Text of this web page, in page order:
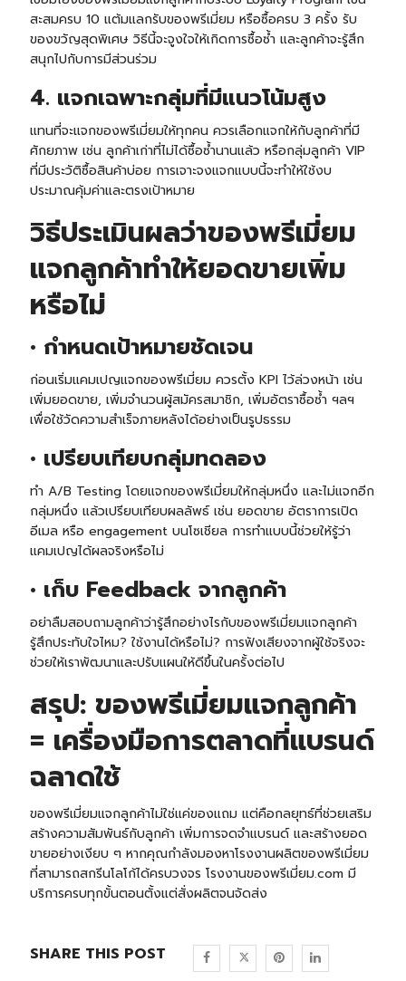
สะสมครบ 10 แต้มแลกรับของพรีเมี่ยม หรือซื้อครบ 3 ครั้ง รับ
ของขวัญสุดพิเศษ วิธีนี้จะจูงใจให้เกิดการซื้อซ้ำ และลูกค้าจะรู้สึก
สนุกไปกับการมีส่วนร่วม
4. แจกเฉพาะกลุ่มที่มีแนวโน้มสูง
แทนที่จะแจกของพรีเมี่ยมให้ทุกคน ควรเลือกแจกให้กับลูกค้าที่มี
ศักยภาพ เช่น ลูกค้าเก่าที่ไม่ได้ซื้อซ้ำนานแล้ว หรือกลุ่มลูกค้า VIP
ที่มีประวัติซื้อสินค้าบ่อย การเจาะจงแจกแบบนี้จะทำให้ใช้งบ
ประมาณคุ้มค่าและตรงเป้าหมาย
วิธีประเมินผลว่าของพรีเมี่ยม
แจกลูกค้าทำให้ยอดขายเพิ่ม
หรือไม่
• กำหนดเป้าหมายชัดเจน
ก่อนเริ่มแคมเปญแจกของพรีเมี่ยม ควรตั้ง KPI ไว้ล่วงหน้า เช่น
เพิ่มยอดขาย, เพิ่มจำนวนผู้สมัครสมาชิก, เพิ่มอัตราซื้อซ้ำ ฯลฯ
เพื่อใช้วัดความสำเร็จภายหลังได้อย่างเป็นรูปธรรม
• เปรียบเทียบกลุ่มทดลอง
ทำ A/B Testing โดยแจกของพรีเมี่ยมให้กลุ่มหนึ่ง และไม่แจกอีก
กลุ่มหนึ่ง แล้วเปรียบเทียบผลลัพธ์ เช่น ยอดขาย อัตราการเปิด
อีเมล หรือ engagement บนโซเชียล การทำแบบนี้ช่วยให้รู้ว่า
แคมเปญได้ผลจริงหรือไม่
• เก็บ Feedback จากลูกค้า
อย่าลืมสอบถามลูกค้าว่ารู้สึกอย่างไรกับของพรีเมี่ยมแจกลูกค้า
รู้สึกประทับใจไหม? ใช้งานได้หรือไม่? การฟังเสียงจากผู้ใช้จริงจะ
ช่วยให้เราพัฒนาและปรับแผนให้ดีขึ้นในครั้งต่อไป
สรุป: ของพรีเมี่ยมแจกลูกค้า
= เครื่องมือการตลาดที่แบรนด์
ฉลาดใช้
ของพรีเมี่ยมแจกลูกค้าไม่ใช่แค่ของแถม แต่คือกลยุทธ์ที่ช่วยเสริม
สร้างความสัมพันธ์กับลูกค้า เพิ่มการจดจำแบรนด์ และสร้างยอด
ขายอย่างเงียบ ๆ หากคุณกำลังมองหาโรงงานผลิตของพรีเมี่ยม
ที่สามารถสกรีนโลโก้ได้ครบวงจร โรงงานของพรีเมี่ยม.comมี
บริการครบทุกขั้นตอนตั้งแต่สั่งผลิตจนจัดส่ง
SHARE THIS POST